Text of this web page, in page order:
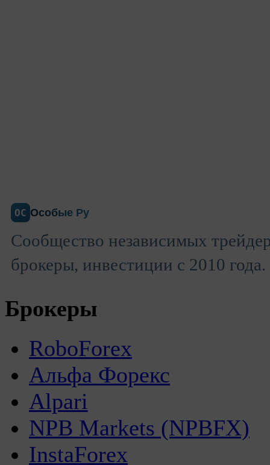
ОС Особые Ру
Сообщество независимых
брокеры, инвестиции с 2010 года.
Брокеры
RoboForex
Альфа Форекс
Alpari
NPB Markets (NPBFX)
InstaForex